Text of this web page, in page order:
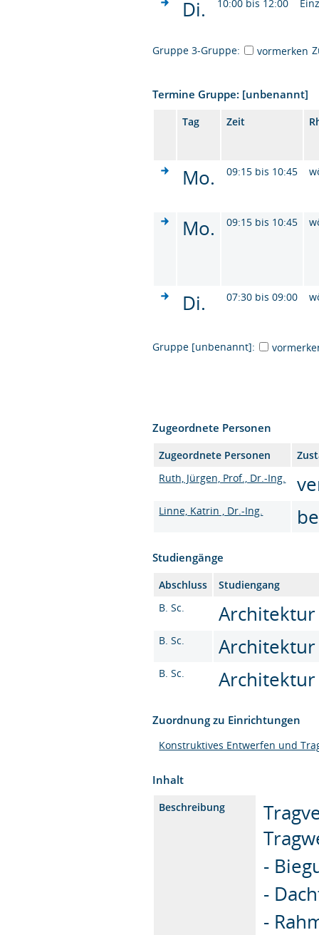
Di. 10:00 bis 12:00
Gruppe 3-Gruppe: vormerken
Termine Gruppe: [unbenannt]
Tag Zeit
Mo. 09:15 bis 10:45
Mo. 09:15 bis 10:45
Di. 07:30 bis 09:00
Gruppe [unbenannt]:
Zugeordnete Personen
Zugeordnete Personen
Ruth, Jürgen, Prof., Dr.-Ing.
Linne, Katrin , Dr.-Ing.
Studiengänge
Abschluss
Studiengang
B. Sc.
Architektur
B. Sc. Architektur
B. Sc. Architektur
Zuordnung zu Einrichtungen
Konstruktives Entwerfen und
Inhalt
Beschreibung
-
-
-